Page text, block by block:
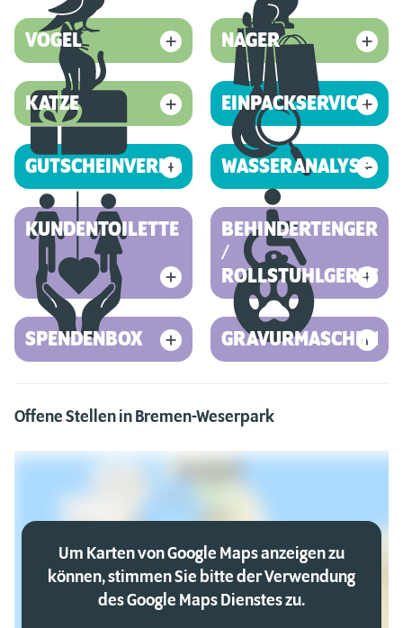
VOGEL NAGER
KATZE EINPACKSERVICE
GUTSCHEINVERKAUF WASSERANALYSE
KUNDENTOILETTE
/
ROLLSTUHLGERECHT
SPENDENBOX GRAVURMASCHINE
Offene Stellen in Bremen-Weserpark
Um Karten von Google Maps anzeigen zu
können, stimmen Sie bitte der Verwendung
des Google Maps Dienstes zu.